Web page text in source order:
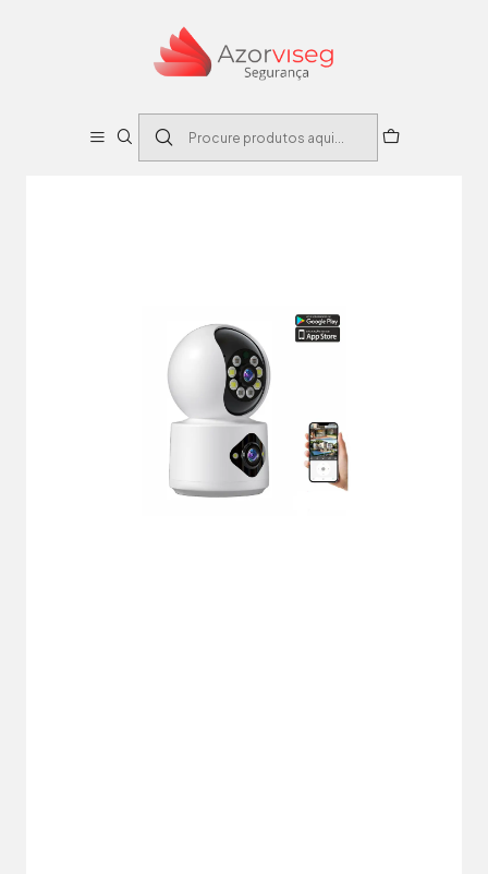
Sistema de intrusão e CCTV
Câmara Vigilância IP Dupla 1080p 24MP WiFi+BT XO